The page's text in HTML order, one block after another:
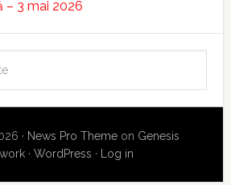
– 3 mai 2026
· News Pro Themeon Genesis
·WordPress · Log in